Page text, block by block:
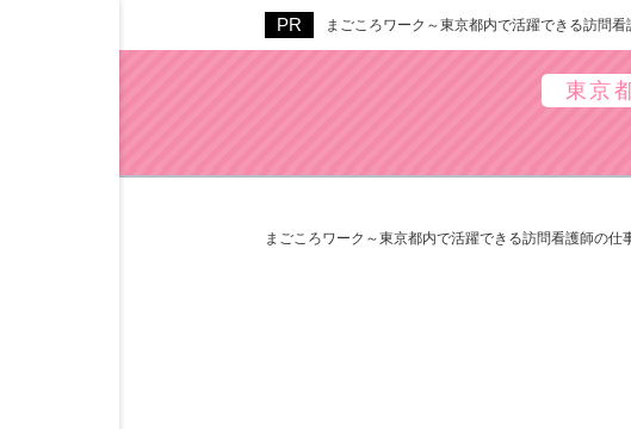
まごころワーク～東京都内で活躍できる訪問
東京
まごころワーク～東京都内で活躍できる訪問看護師の仕